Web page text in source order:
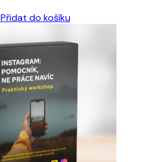
Přidat do košíku